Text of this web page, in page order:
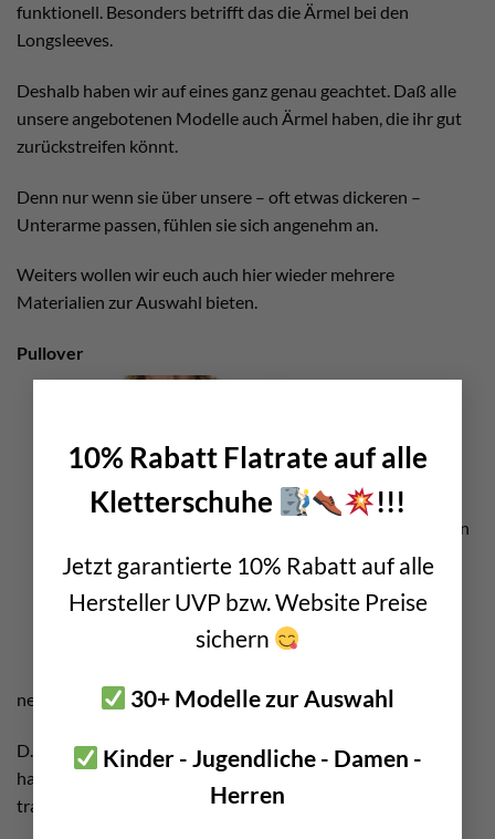
10% Rabatt Flatrate auf alle
Kletterschuhe
!!!
Jetzt garantierte 10% Rabatt auf alle
Hersteller UVP bzw. Website Preise
sichern
30+ Modelle zur Auswahl
Kinder - Jugendliche - Damen -
Herren
funktionell. Besonders betrifft das die Ärmel bei den
Longsleeves.
Deshalb haben wir auf eines ganz genau geachtet. Daß alle
unsere angebotenen Modelle auch Ärmel haben, die ihr gut
zurückstreifen könnt.
Denn nur wenn sie über unsere – oft etwas dickeren –
Unterarme passen, fühlen sie sich angenehm an.
Weiters wollen wir euch auch hier wieder mehrere
Materialien zur Auswahl bieten.
Pullover
Kletterpullis sollen
neben einem guten Design vor allem funktionell sein.
D.h. sie sollen z.B. keine dicken Nähte auf den Schultern
haben. Somit lassen sich dann
tragen.